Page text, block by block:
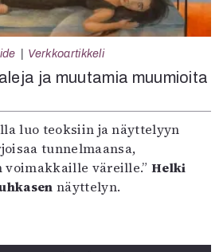
Verkkoartikkeli
ja muutamia muumioita
luo teoksiin ja näyttelyyn
tunnelmaansa,
voimakkaille väreille.”Helki
näyttelyn.